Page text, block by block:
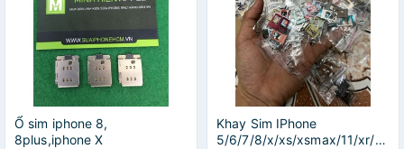
Ổ sim iphone 8,
8plus,iphone X
Khay Sim IPhone
5/6/7/8/x/xs/xsmax/11/xr/